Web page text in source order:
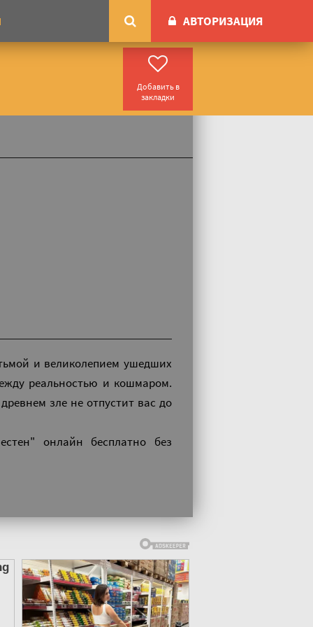
АВТОРИЗАЦИЯ
Добавить в
закладки
и великолепием ушедших
реальностью и кошмаром.
зле не отпустит вас до
онлайн бесплатно без